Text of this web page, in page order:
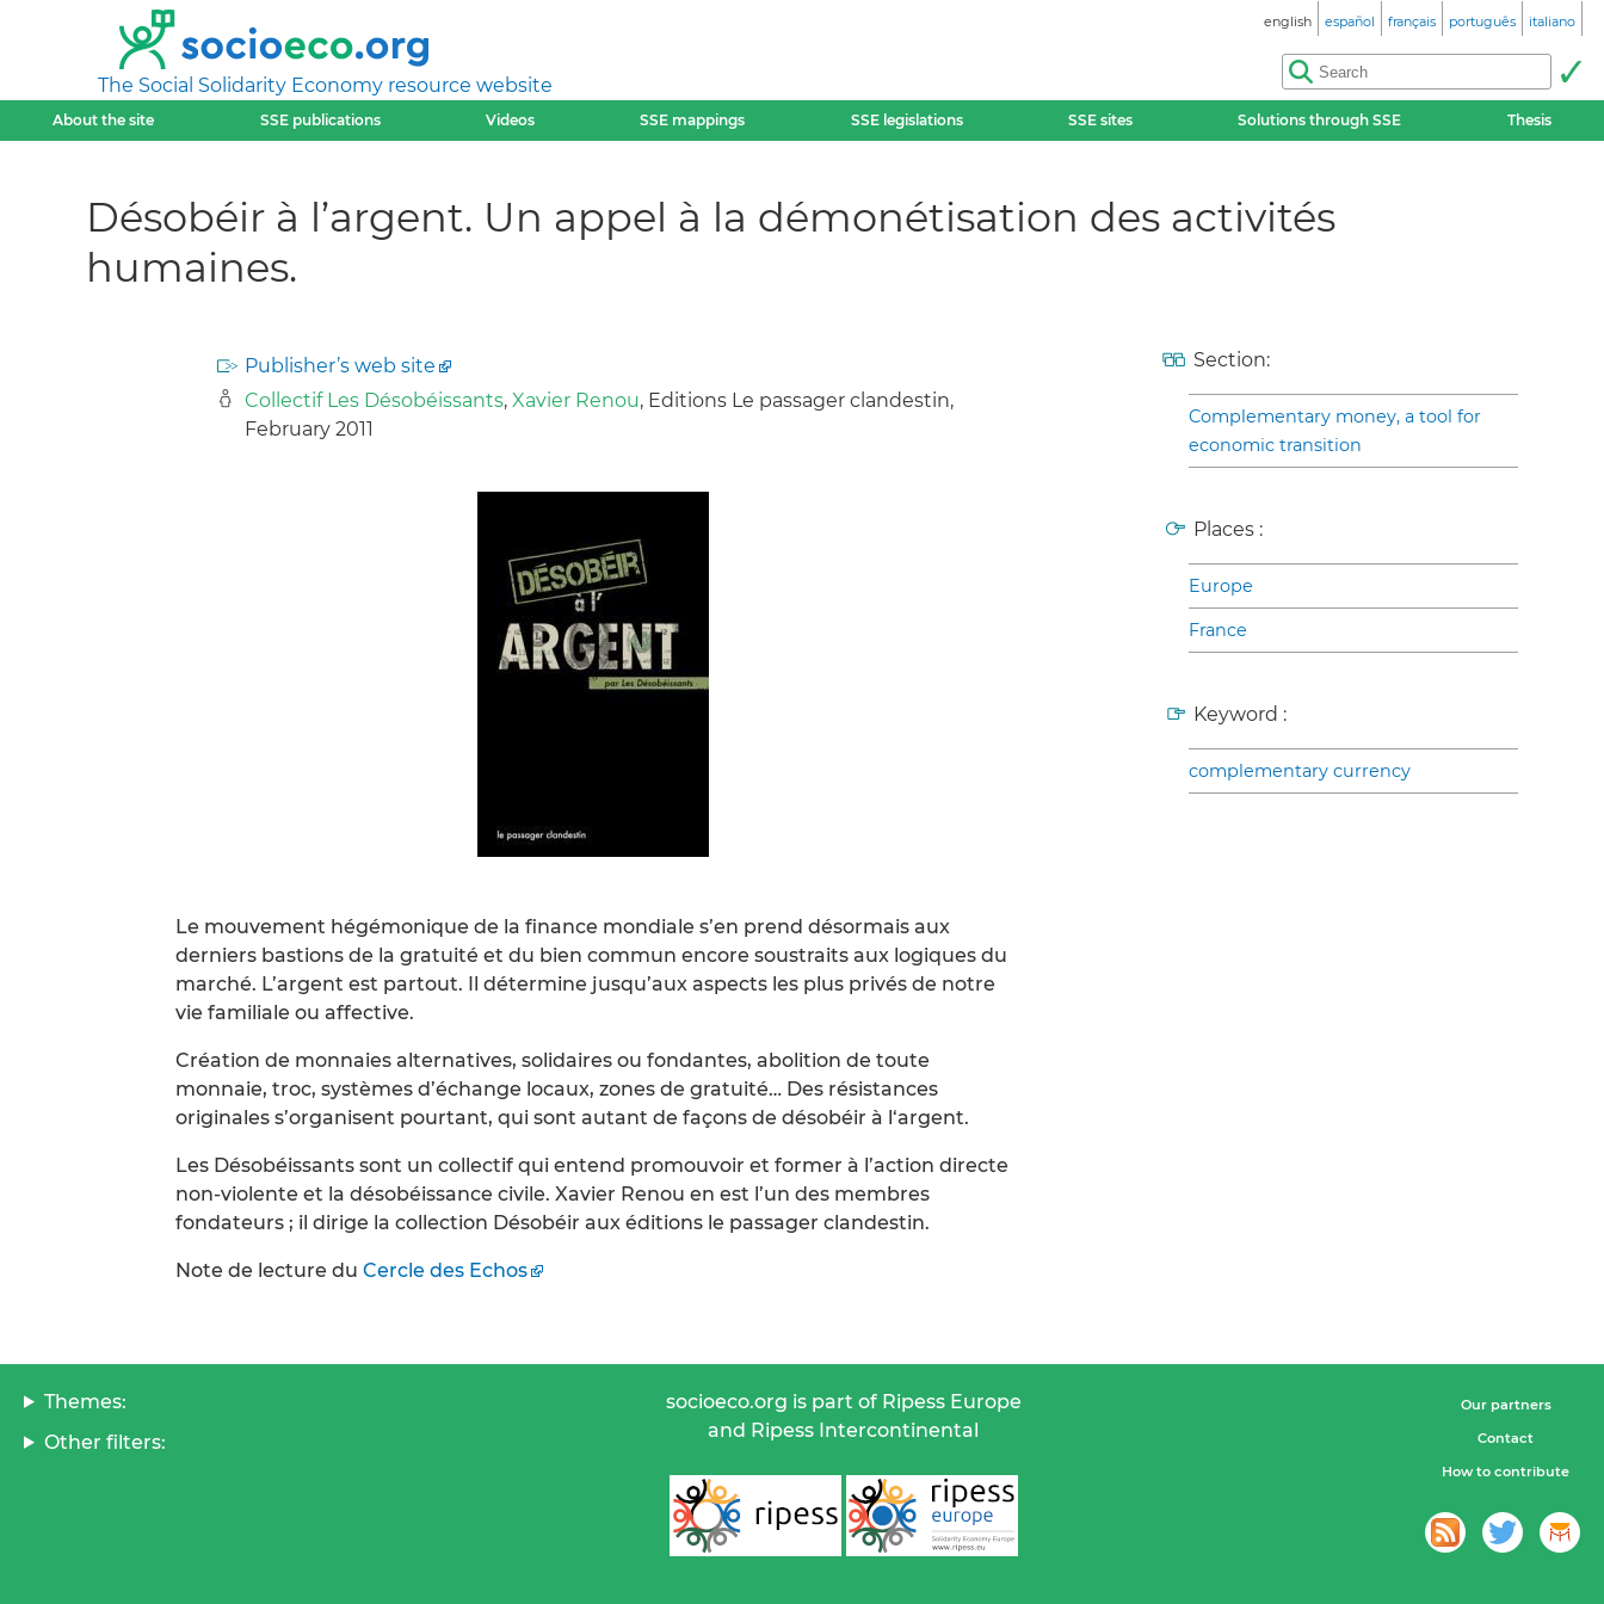
The Social Solidarity Economy resource website
english español français português italiano
About the site SSE publications Videos SSE mappings SSE legislations SSE sites Solutions through SSE Thesis
Désobéir à l’argent. Un appel à la démonétisation des activités
humaines.
Publisher’s web site
Collectif Les Désobéissants, Xavier Renou, Editions Le passager clandestin,
February 2011
Le mouvement hégémonique de la finance mondiale s’en prend désormais aux
derniers bastions de la gratuité et du bien commun encore soustraits aux logiques du
marché. L’argent est partout. Il détermine jusqu’aux aspects les plus privés de notre
vie familiale ou affective.
Création de monnaies alternatives, solidaires ou fondantes, abolition de toute
monnaie, troc, systèmes d’échange locaux, zones de gratuité… Des résistances
originales s’organisent pourtant, qui sont autant de façons de désobéir à l‘argent.
Les Désobéissants sont un collectif qui entend promouvoir et former à l’action directe
non-violente et la désobéissance civile. Xavier Renou en est l’un des membres
fondateurs ; il dirige la collection Désobéir aux éditions le passager clandestin.
Note de lecture du Cercle des Echos
Section:
Complementary money, a tool for
economic transition
Places :
Europe
France
Keyword :
complementary currency
Themes:
Other filters:
socioeco.org is part of Ripess Europe
and Ripess Intercontinental
Our partners
Contact
How to contribute